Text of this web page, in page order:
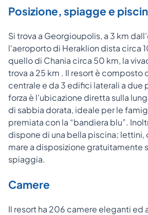
Posizione, spiagge e
Si trova a Georgioupolis, a 3 km
l'aeroporto di Heraklion dista circa
quello di Chania circa 50 km, la
trova a 25 km . Il resort è composto
centrale e da 3 edifici laterali a due
forza è l’ubicazione diretta sulla
di sabbia dorata, ideale per le
premiata con la “bandiera blu”.
dispone di una bella piscina; lettini,
mare a disposizione gratuitamente
spiaggia.
Camere
Il resort ha 206 camere eleganti ed